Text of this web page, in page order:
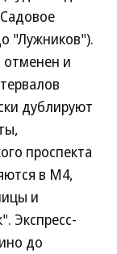
"Лужников").
отменен и
дублируют
проспекта
в М4,
и
Экспресс-
до